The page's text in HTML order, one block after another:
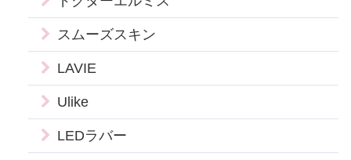
スムーズスキン
LAVIE
Ulike
LEDラバー